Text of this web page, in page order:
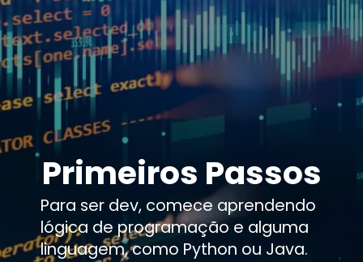
Primeiros Passos
Para ser dev, comece aprendendo
lógica de programação e alguma
linguagem, como Python ou Java.